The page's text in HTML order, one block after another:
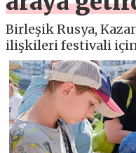
Birleşik Rusya,
ilişkileri festivali